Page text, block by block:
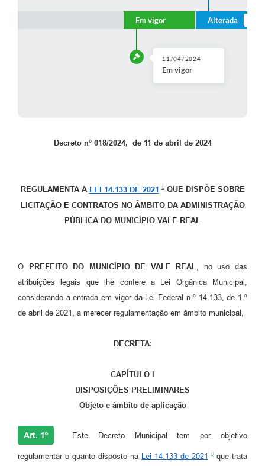
Em vigor
11/04/2024
Em vigor
Alterada
Decreto nº 018/2024, de 11 de abril de 2024
REGULAMENTA A LEI 14.133 DE 2021
QUE DISPÕE SOBRE
LICITAÇÃO E CONTRATOS NO ÂMBITO DA ADMINISTRAÇÃO
PÚBLICA DO MUNICÍPIO VALE REAL
O PREFEITO DO MUNICÍPIO DE VALE REAL
, no uso das
atribuições legais que lhe confere a Lei Orgânica Municipal,
considerando a entrada em vigor da Lei Federal n.º 14.133, de 1.º
de abril de 2021, a merecer regulamentação em âmbito municipal,
DECRETA:
CAPÍTULO I
DISPOSIÇÕES PRELIMINARES
Objeto e âmbito de aplicação
Art. 1º Este Decreto Municipal tem por objetivo
regulamentar o quanto disposto na Lei 14.133 de 2021
que trata